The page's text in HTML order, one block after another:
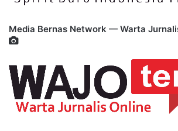
Media Bernas Network — Warta